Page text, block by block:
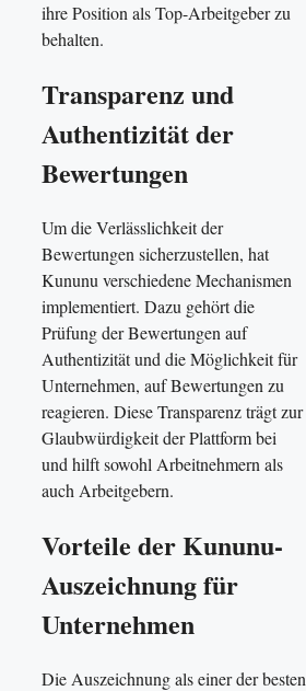
ihre Position als Top-Arbeitgeber zu
behalten.
Transparenz und
Authentizität der
Bewertungen
Um die Verlässlichkeit der
Bewertungen sicherzustellen, hat
Kununu verschiedene Mechanismen
implementiert. Dazu gehört die
Prüfung der Bewertungen auf
Authentizität und die Möglichkeit für
Unternehmen, auf Bewertungen zu
reagieren. Diese Transparenz trägt zur
Glaubwürdigkeit der Plattform bei
und hilft sowohl Arbeitnehmern als
auch Arbeitgebern.
Vorteile der Kununu-
Auszeichnung für
Unternehmen
Die Auszeichnung als einer der besten